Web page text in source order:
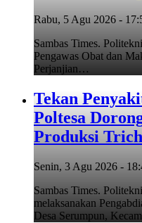
Rabu, 5 Agu 2026 -
Sambas Times.
Pengawas Obat dan
Perjanjian…
Tekan
Poltesa
Produksi
Senin, 3 Agu 2026 -
Sambas Times.
melaksanakan
Desa Serumpun,